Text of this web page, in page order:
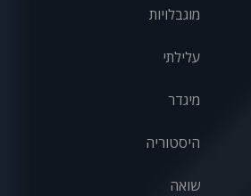
מוגבלויות
עלילתי
מיגדר
היסטוריה
שואה